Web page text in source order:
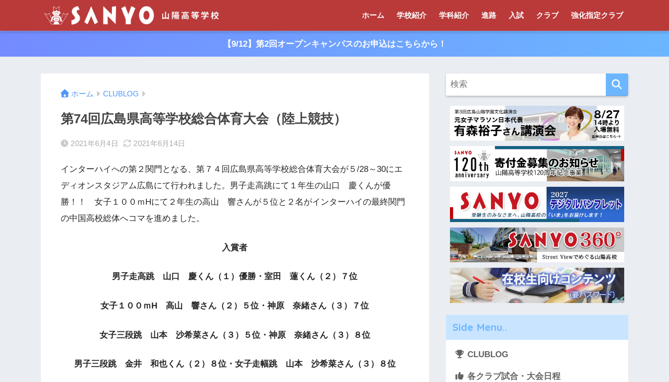
ホーム 学校紹介 学科紹介 進路 入試 クラブ 強化指定クラブ
【9/12】第2回オープンキャンパスのお申込はこちらから！
ホーム CLUBLOG
第74回広島県高等学校総合体育大会（陸上競技）
2021年6月4日 2021年6月14日
インターハイへの第２関門となる、第７４回広島県高等学校総合体育大会が５/28～30にエ
ディオンスタジアム広島にて行われました。男子走高跳にて１年生の山口 慶くんが優
勝！！ 女子１００ｍHにて２年生の高山 響さんが５位と２名がインターハイの最終関門
の中国高校総体へコマを進めました。
入賞者
男子走高跳 山口 慶くん（１）優勝・室田 蓮くん（２）７位
女子１００ｍH 高山 響さん（２）５位・神原 奈緒さん（３）７位
女子三段跳 山本 沙希菜さん（３）５位・神原 奈緒さん（３）８位
男子三段跳 金井 和也くん（２）８位・女子走幅跳 山本 沙希菜さん（３）８位
Side Menu..
CLUBLOG
各クラブ試合・大会日程